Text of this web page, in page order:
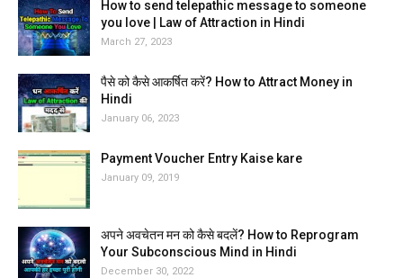
How to send telepathic message to someone
you love | Law of Attraction in Hindi
March 27, 2023
पैसे को कैसे आकर्षित करें? How to Attract Money in
Hindi
January 06, 2023
Payment Voucher Entry Kaise kare
January 09, 2019
अपने अवचेतन मन को कैसे बदलें? How to Reprogram
Your Subconscious Mind in Hindi
December 30, 2022